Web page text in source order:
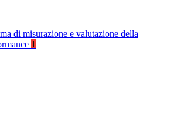
di misurazione e valutazione della
1